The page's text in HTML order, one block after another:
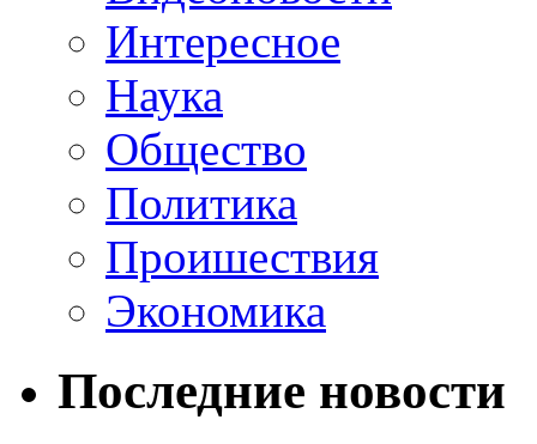
Интересное
Наука
Общество
Политика
Проишествия
Экономика
Последние новости